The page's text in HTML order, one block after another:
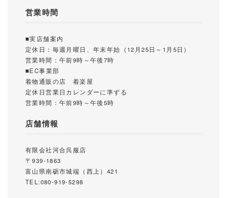
営業時間
■実店舗案内
定休日：毎週月曜日、年末年始（12月25日～1月5日）
営業時間：午前9時～午後7時
■EC事業部
着物通販の店 着楽屋
定休日営業日カレンダーに準ずる
営業時間：午前9時～午後5時
店舗情報
有限会社河合呉服店
〒939-1863
富山県南砺市城端（西上）421
TEL:080-919-5298